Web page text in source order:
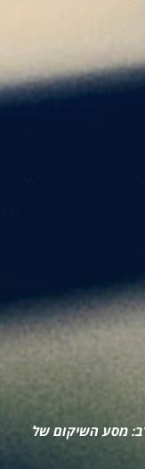
מסע השיקום של